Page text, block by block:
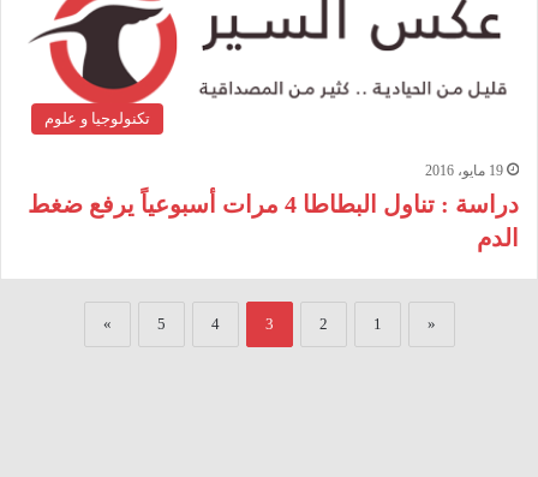
تكنولوجيا و علوم
19 مايو، 2016
دراسة : تناول البطاطا 4 مرات أسبوعياً يرفع ضغط
الدم
«
1
2
3
4
5
»